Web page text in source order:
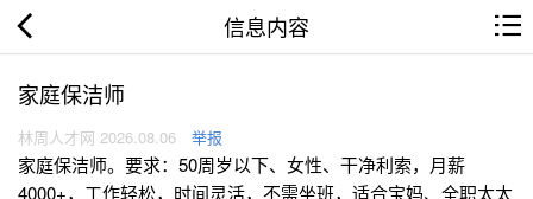
信息内容
家庭保洁师
林周人才网 2026.08.06 举报
家庭保洁师。要求：50周岁以下、女性、干净利索，月薪
4000+，工作轻松，时间灵活，不需坐班，适合宝妈、全职太太